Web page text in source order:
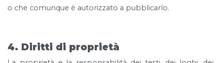
o che comunque è autorizzato a pubblicarlo.
4. Diritti di proprietà